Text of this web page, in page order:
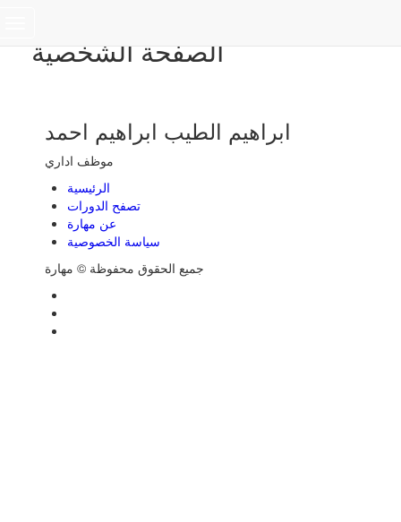
navigation
الصفحة الشخصية
ابراهيم الطيب ابراهيم احمد
موظف اداري
الرئيسية
تصفح الدورات
عن مهارة
سياسة الخصوصية
جميع الحقوق محفوظة © مهارة